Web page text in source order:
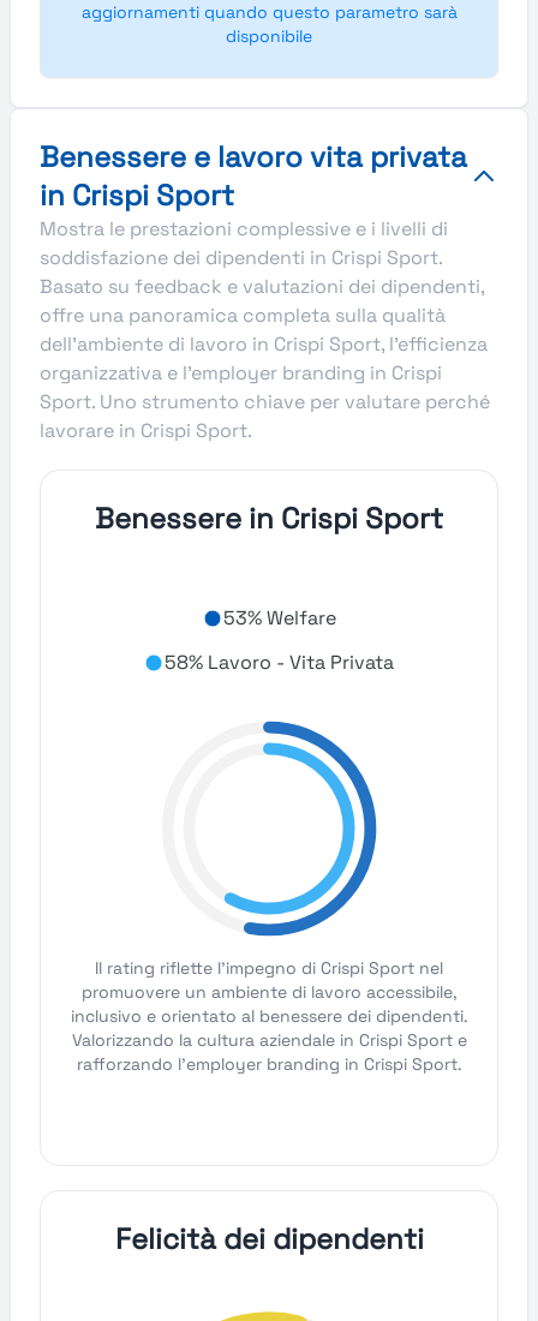
aggiornamenti quando questo parametro sarà
disponibile
Benessere e lavoro vita privata
in Crispi Sport
Mostra le prestazioni complessive e i livelli di
soddisfazione dei dipendenti in Crispi Sport.
Basato su feedback e valutazioni dei dipendenti,
offre una panoramica completa sulla qualità
dell’ambiente di lavoro in Crispi Sport, l’efficienza
organizzativa e l’employer branding in Crispi
Sport. Uno strumento chiave per valutare perché
lavorare in Crispi Sport.
Benessere in Crispi Sport
53% Welfare
58% Lavoro - Vita Privata
Il rating riflette l'impegno di Crispi Sport nel
promuovere un ambiente di lavoro accessibile,
inclusivo e orientato al benessere dei dipendenti.
Valorizzando la cultura aziendale in Crispi Sport e
rafforzando l'employer branding in Crispi Sport.
Felicità dei dipendenti